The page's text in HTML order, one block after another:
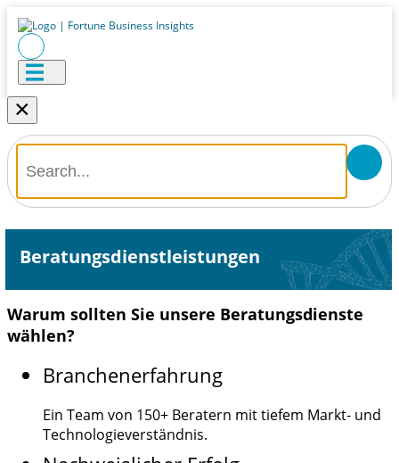
×
Beratungsdienstleistungen
Warum sollten Sie unsere Beratungsdienste
wählen?
Branchenerfahrung
Ein Team von 150+ Beratern mit tiefem Markt- und
Technologieverständnis.